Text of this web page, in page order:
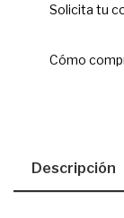
Solicita tu
Cómo
Descripción